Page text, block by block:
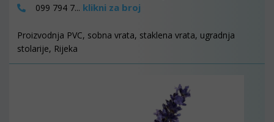
099 794 7... klikni za broj
Proizvodnja PVC, sobna vrata, staklena vrata, ugradnja
stolarije, Rijeka